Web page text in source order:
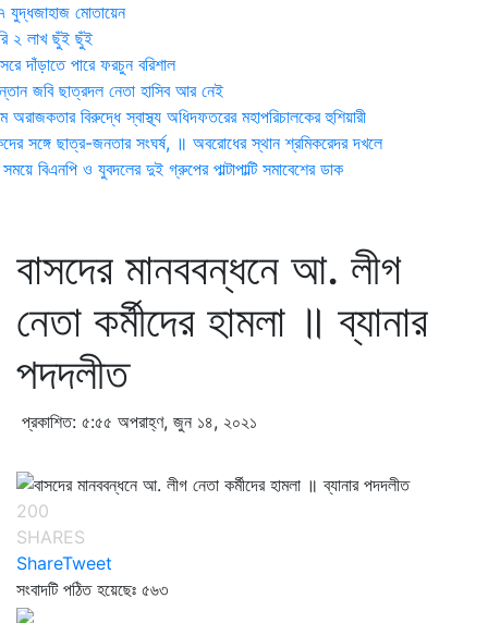
যুদ্ধজাহাজ মোতায়েন
২ লাখ ছুঁই ছুঁই
দাঁড়াতে পারে ফরচুন বরিশাল
জবি ছাত্রদল নেতা হাসিব আর নেই
অরাজকতার বিরুদ্ধে স্বাস্থ্য অধিদফতরের মহাপরিচালকের হুশিয়ারী
সঙ্গে ছাত্র-জনতার সংঘর্ষ, ॥ অবরোধের স্থান শ্রমিকরেদর দখলে
বিএনপি ও যুবদলের দুই গ্রুপের পাল্টাপাল্টি সমাবেশের ডাক
বাসদের মানববন্ধনে আ. লীগ
নেতা কর্মীদের হামলা ॥ ব্যানার
পদদলীত
প্রকাশিত: ৫:৫৫ অপরাহ্ণ, জুন ১৪, ২০২১
200
SHARES
ShareTweet
সংবাদটি পঠিত হয়েছেঃ ৫৬৩